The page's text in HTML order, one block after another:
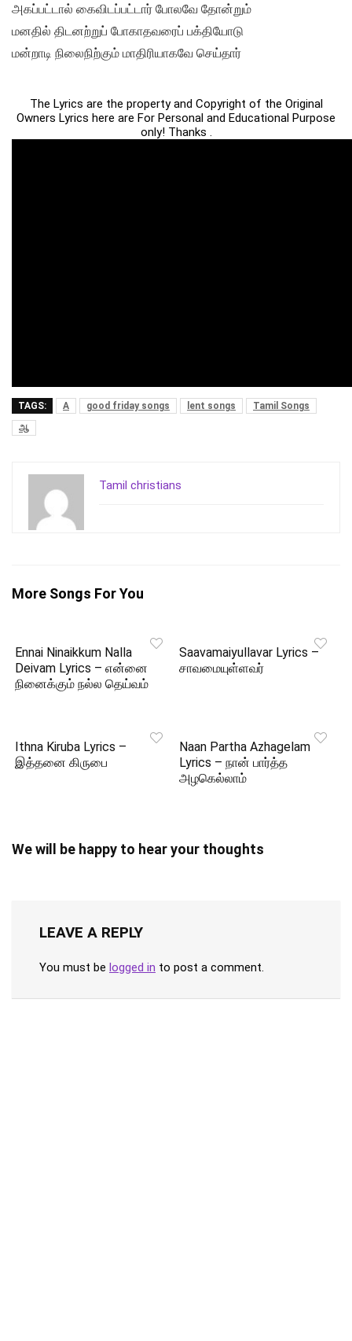
அகப்பட்டால் கைவிடப்பட்டார் போலவே தோன்றும்
மனதில் திடனற்றுப் போகாதவரைப் பக்தியோடு
மன்றாடி நிலைநிற்கும் மாதிரியாகவே செய்தார்
The Lyrics are the property and Copyright of the Original
Owners Lyrics here are For Personal and Educational Purpose
only! Thanks .
TAGS: A good friday songs lent songs
Tamil Songs
ஆ
Tamil christians
More Songs For You
Ennai Ninaikkum Nalla
Deivam Lyrics – என்னை
நினைக்கும் நல்ல தெய்வம்
Saavamaiyullavar Lyrics –
சாவமையுள்ளவர்
Ithna Kiruba Lyrics –
இத்தனை கிருபை
Naan Partha Azhagelam
Lyrics – நான் பார்த்த
அழகெல்லாம்
We will be happy to hear your thoughts
LEAVE A REPLY
You must be logged in to post a comment.